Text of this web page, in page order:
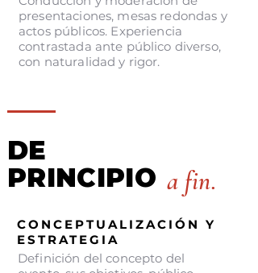
presentaciones, mesas redondas y
actos públicos. Experiencia
contrastada ante público diverso,
con naturalidad y rigor.
DE
PRINCIPIO a fin.
Definición del concepto del
CONCEPTUALIZACIÓN Y
ESTRATEGIA